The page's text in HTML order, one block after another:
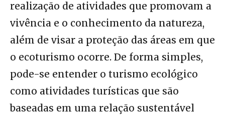
realização de atividades que promovam a
vivência e o conhecimento da natureza,
além de visar a proteção das áreas em que
o ecoturismo ocorre. De forma simples,
pode-se entender o turismo ecológico
como atividades turísticas que são
baseadas em uma relação sustentável